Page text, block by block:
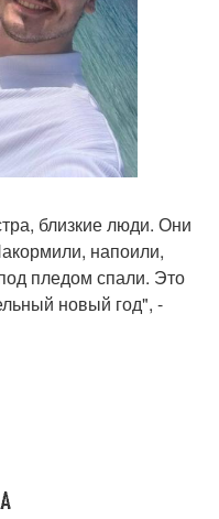
близкие люди. Они
напоили,
пледом спали. Это
новый год", -